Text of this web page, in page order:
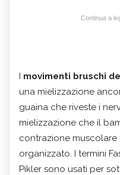
Continua a
I movimenti bruschi
una mielizzazione
guaina che riveste i
mielizzazione che il
contrazione muscolare
organizzato. I termini
Pikler sono usati per